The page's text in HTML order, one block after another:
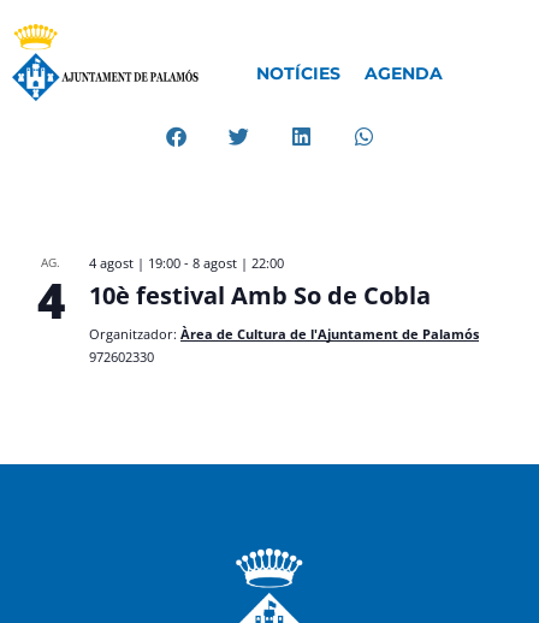
NOTÍCIES AGENDA
AG.
4
4 agost | 19:00 - 8 agost | 22:00
10è festival Amb So de Cobla
Organitzador: Àrea de Cultura de l'Ajuntament de Palamós
972602330